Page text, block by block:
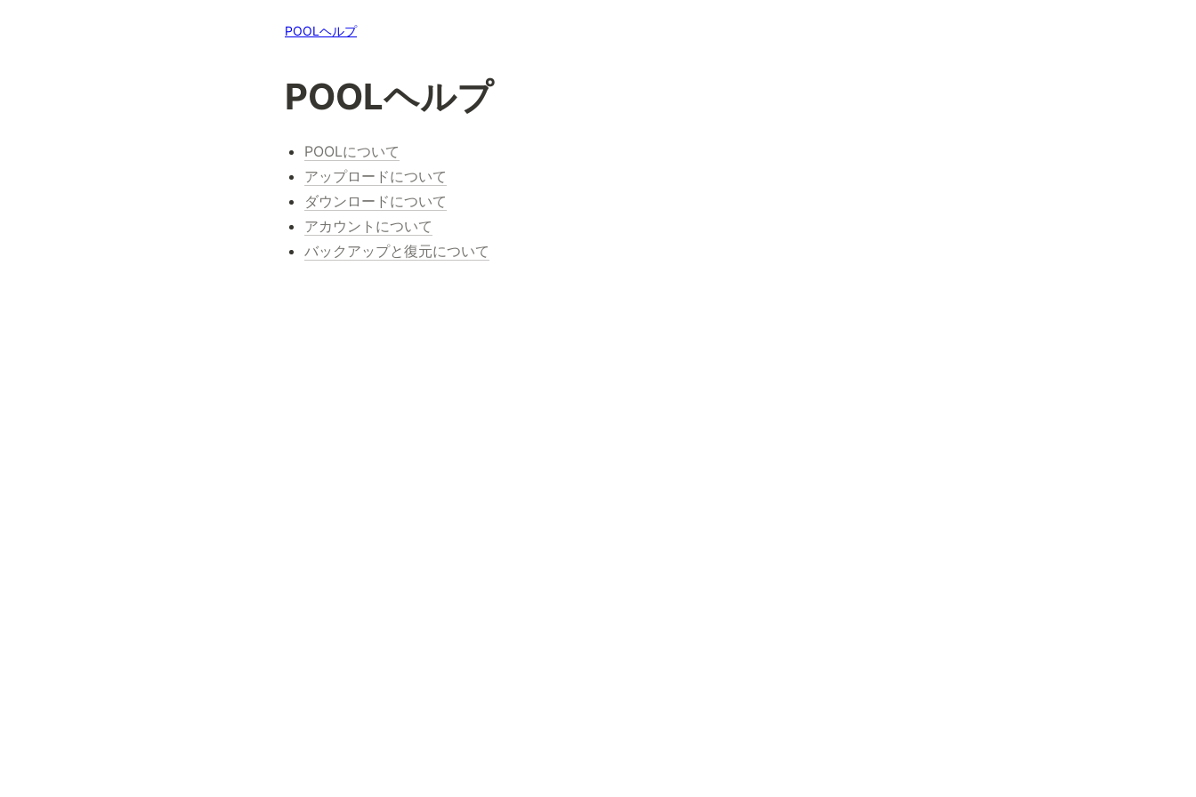
POOLヘルプ
POOLヘルプ
POOLについて
アップロードについて
ダウンロードについて
アカウントについて
バックアップと復元について